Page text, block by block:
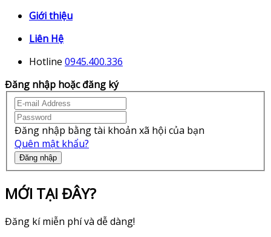
Giới thiệu
Liên Hệ
Hotline 0945.400.336
Đăng nhập hoặc đăng ký
Đăng nhập bằng tài khoản xã hội của bạn
Quên mật khẩu?
Đăng nhập
MỚI TẠI ĐÂY?
Đăng kí miễn phí và dễ dàng!